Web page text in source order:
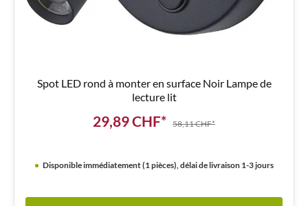
Spot LED rond à monter en surface Noir Lampe de
lecture lit
29,89 CHF* 58,11 CHF*
Disponible immédiatement (1 pièces), délai de livraison 1-3 jours